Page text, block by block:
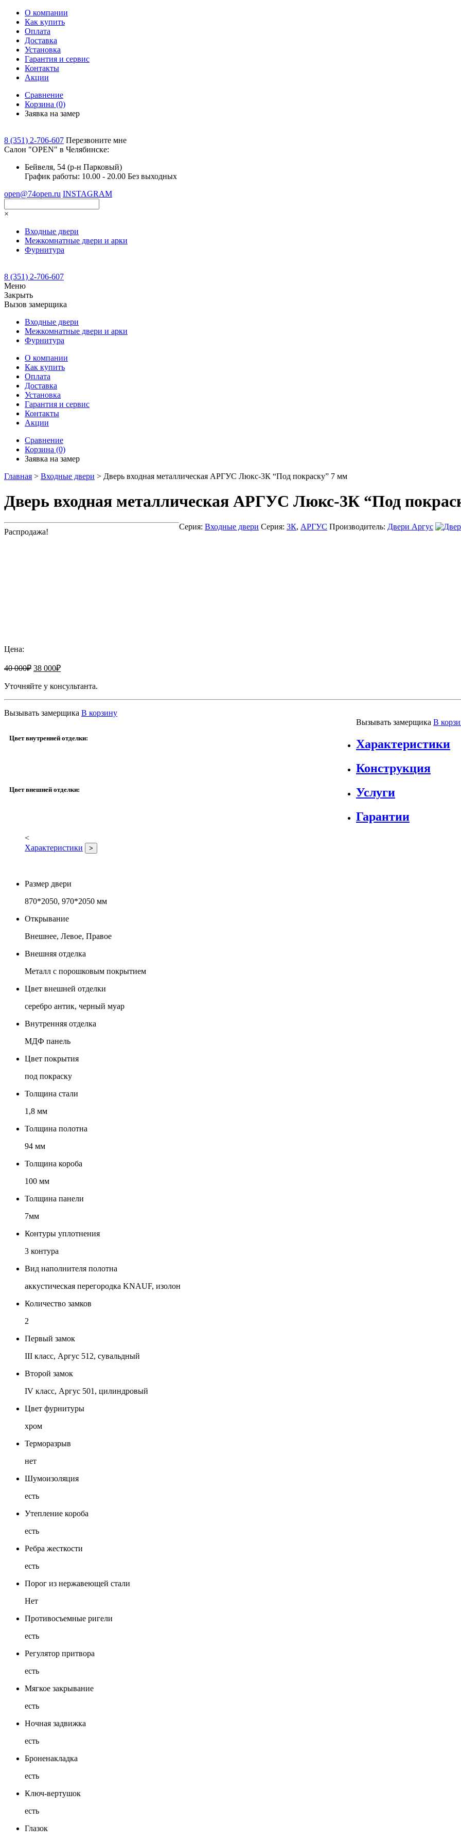
О компании
Как купить
Оплата
Доставка
Установка
Гарантия и сервис
Контакты
Акции
Сравнение
Корзина (0)
Заявка на замер
8 (351) 2-706-607 Перезвоните мне
Cалон "OPEN" в Челябинске:
Бейвеля, 54 (р-н Парковый)
График работы: 10.00 - 20.00 Без выходных
open@74open.ru INSTAGRAM
×
Входные двери
Межкомнатные двери и арки
Фурнитура
8 (351) 2-706-607
Меню
Закрыть
Вызов замерщика
Входные двери
Межкомнатные двери и арки
Фурнитура
О компании
Как купить
Оплата
Доставка
Установка
Гарантия и сервис
Контакты
Акции
Сравнение
Корзина (0)
Заявка на замер
Главная > Входные двери > Дверь входная металлическая АРГУС Люкс-3К “Под покраску” 7 мм
Дверь входная металлическая АРГУС Люкс-3К “Под
Серия: Входные двери Серия: 3К, АРГУС Производитель: Двери Аргус
Распродажа!
Цена:
40 000₽ 38 000₽
Уточняйте у консультанта.
Вызывать замерщика В корзину
Цвет внутренней отделки:
Цвет внешней отделки:
Вызывать замерщика В
Характеристики
Конструкция
Услуги
Гарантии
<
Характеристики
>
Размер двери
870*2050, 970*2050 мм
Открывание
Внешнее, Левое, Правое
Внешняя отделка
Металл с порошковым покрытием
Цвет внешней отделки
серебро антик, черный муар
Внутренняя отделка
МДФ панель
Цвет покрытия
под покраску
Толщина стали
1,8 мм
Толщина полотна
94 мм
Толщина короба
100 мм
Толщина панели
7мм
Контуры уплотнения
3 контура
Вид наполнителя полотна
аккустическая перегородка KNAUF, изолон
Количество замков
2
Первый замок
III класс, Аргус 512, сувальдный
Второй замок
IV класс, Аргус 501, цилиндровый
Цвет фурнитуры
хром
Терморазрыв
нет
Шумоизоляция
есть
Утепление короба
есть
Ребра жесткости
есть
Порог из нержавеющей стали
Нет
Противосъемные ригели
есть
Регулятор притвора
есть
Мягкое закрывание
есть
Ночная задвижка
есть
Броненакладка
есть
Ключ-вертушок
есть
Глазок